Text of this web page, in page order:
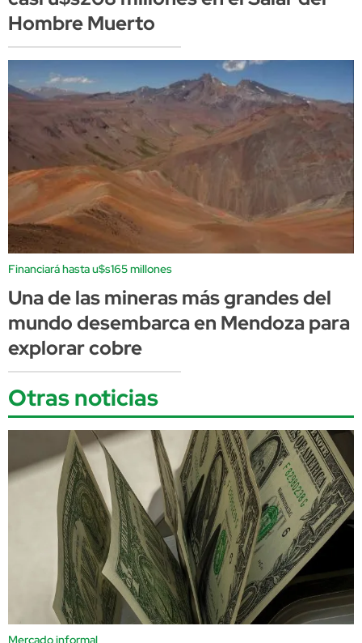
Hombre Muerto
Financiará hasta u$s165 millones
Una de las mineras más grandes del
mundo desembarca en Mendoza para
explorar cobre
Otras noticias
Mercado informal